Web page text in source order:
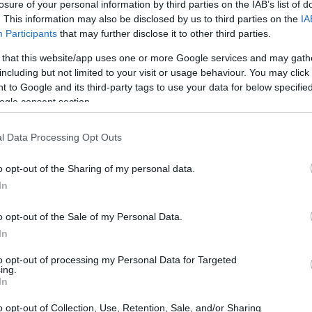
of your personal information by third parties on the IAB’s list of
This information may also be disclosed by us to third parties on the
Participants that may further disclose it to other third parties.
that this website/app uses one or more Google services and may
but not limited to your visit or usage behaviour. You may
to Google and its third-party tags to use your data for below
consent section.
Data Processing Opt Outs
opt-out of the Sharing of my personal data.
opt-out of the Sale of my Personal Data.
opt-out of processing my Personal Data for Targeted
opt-out of Collection, Use, Retention, Sale, and/or Sharing
Siro, è pronto a tingersi d’azzurro per accogliere
Italia contro Germania. Questo incontro, valido
svolgerà il20 marzoalle ore 20.45. La sfida tra
un evento indimenticabile, non solo per i tifosi,
con numerosi incontri che hanno segnato la
i teutonici in quattro occasioni, ottenendo
ma anche l’importanza del Meazza come